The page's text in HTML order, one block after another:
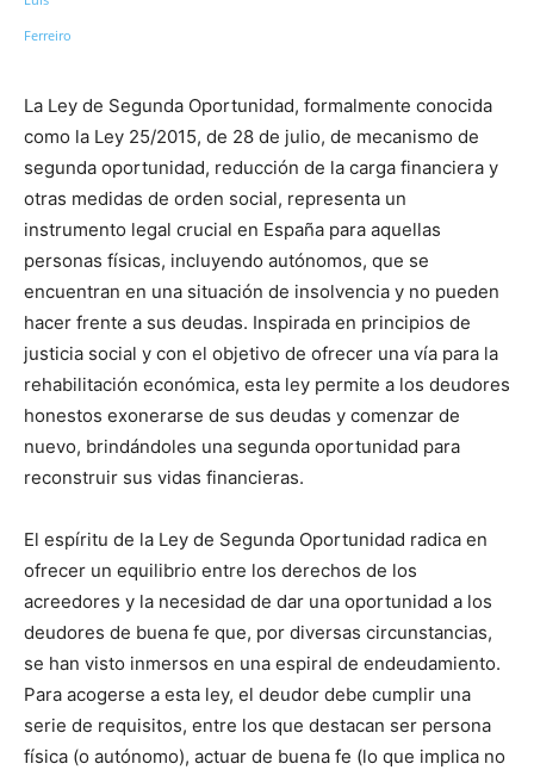
La Ley de Segunda Oportunidad, formalmente conocida
como la Ley 25/2015, de 28 de julio, de mecanismo de
segunda oportunidad, reducción de la carga financiera y
otras medidas de orden social, representa un
instrumento legal crucial en España para aquellas
personas físicas, incluyendo autónomos, que se
encuentran en una situación de insolvencia y no pueden
hacer frente a sus deudas. Inspirada en principios de
justicia social y con el objetivo de ofrecer una vía para la
rehabilitación económica, esta ley permite a los deudores
honestos exonerarse de sus deudas y comenzar de
nuevo, brindándoles una segunda oportunidad para
reconstruir sus vidas financieras.
El espíritu de la Ley de Segunda Oportunidad radica en
ofrecer un equilibrio entre los derechos de los
acreedores y la necesidad de dar una oportunidad a los
deudores de buena fe que, por diversas circunstancias,
se han visto inmersos en una espiral de endeudamiento.
Para acogerse a esta ley, el deudor debe cumplir una
serie de requisitos, entre los que destacan ser persona
física (o autónomo), actuar de buena fe (lo que implica no